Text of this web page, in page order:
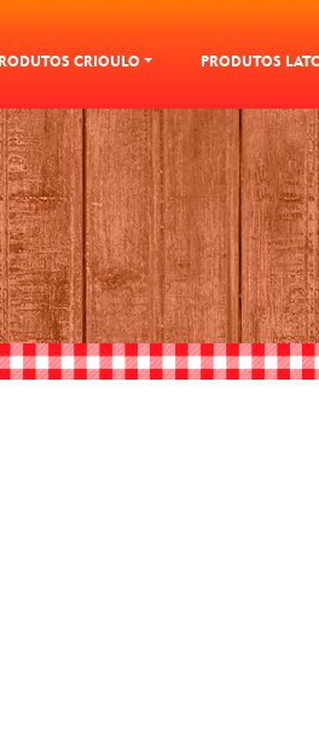
CRIOULO PRODUTOS